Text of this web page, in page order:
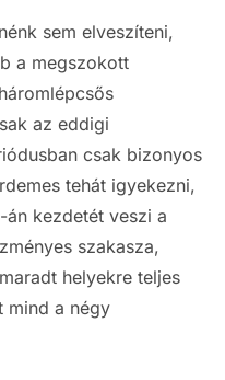
sem elveszíteni,
a megszokott
az eddigi
csak bizonyos
tehát igyekezni,
kezdetét veszi a
szakasza,
helyekre teljes
mind a négy